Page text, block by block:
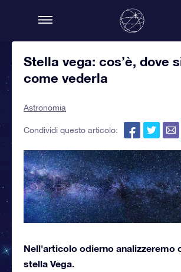
Stella vega: cos’è, dove
come vederla
Astronomia
Condividi questo articolo:
Nell'articolo odierno analizzeremo
stella Vega.